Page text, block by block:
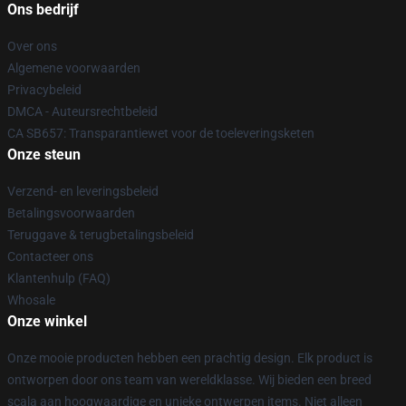
Ons bedrijf
Over ons
Algemene voorwaarden
Privacybeleid
DMCA - Auteursrechtbeleid
CA SB657: Transparantiewet voor de toeleveringsketen
Onze steun
Verzend- en leveringsbeleid
Betalingsvoorwaarden
Teruggave & terugbetalingsbeleid
Contacteer ons
Klantenhulp (FAQ)
Whosale
Onze winkel
Onze mooie producten hebben een prachtig design. Elk product is
ontworpen door ons team van wereldklasse. Wij bieden een breed
scala aan hoogwaardige en unieke ontwerpen items. Niet alleen